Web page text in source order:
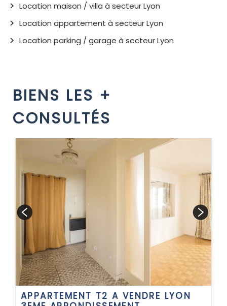
Location maison / villa à secteur Lyon
Location appartement à secteur Lyon
Location parking / garage à secteur Lyon
BIENS LES +
CONSULTÉS
APPARTEMENT T2 A VENDRE LYON